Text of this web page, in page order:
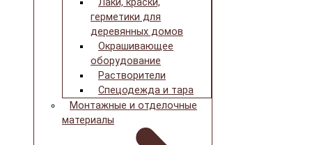
Лаки, краски,
герметики для
деревянных домов
Окрашивающее
оборудование
Растворители
Спецодежда и тара
Монтажные и отделочные
материалы